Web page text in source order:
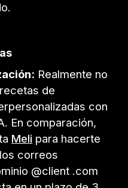
Realmente no
de
con
En comparación,
Meli para hacerte
correos
@client .com